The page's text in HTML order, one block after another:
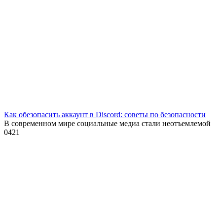
Как обезопасить аккаунт в Discord: советы по безопасности
В современном мире социальные медиа стали неотъемлемой
0421